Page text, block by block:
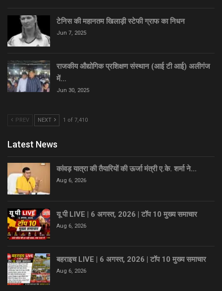
टेनिस की महानतम खिलाड़ी स्टेफी ग्राफ का निधन
Jun 7, 2025
राजकीय औद्योगिक प्रशिक्षण संस्थान (आई टी आई) अलीगंज
में…
Jun 30, 2025
PREV NEXT 1 of 7,410
Latest News
कांवड़ यात्रा की तैयारियों की ऊर्जा मंत्री ए.के. शर्मा ने…
Aug 6, 2026
यू पी LIVE | 6 अगस्त, 2026 | टॉप 10 मुख्य समाचार
Aug 6, 2026
बहराइच LIVE | 6 अगस्त, 2026 | टॉप 10 मुख्य समाचार
Aug 6, 2026